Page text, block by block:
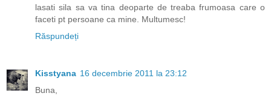
lasati sila sa va tina deoparte de treaba frumoasa care o
faceti pt persoane ca mine. Multumesc!
Răspundeți
Kisstyana 16 decembrie 2011 la 23:12
Buna,